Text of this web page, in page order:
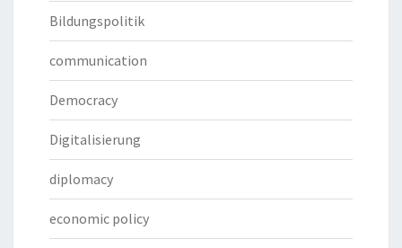
Bildungspolitik
communication
Democracy
Digitalisierung
diplomacy
economic policy